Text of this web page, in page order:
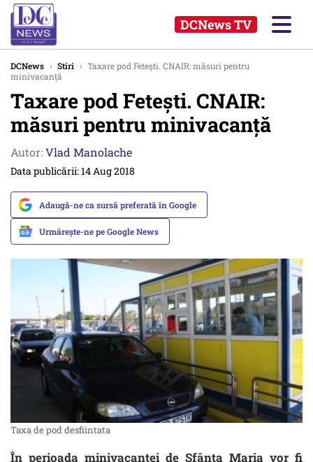
DCNews TV
DCNews › Stiri › Taxare pod Fetești. CNAIR: măsuri pentru
minivacanță
Taxare pod Fetești. CNAIR:
măsuri pentru minivacanță
Autor:Vlad Manolache
Data publicării: 14 Aug 2018
Adaugă-ne ca sursă preferată în Google
Urmărește-ne pe Google News
Taxa de pod desfiintata
În perioada minivacanței de Sfânta Maria vor fi